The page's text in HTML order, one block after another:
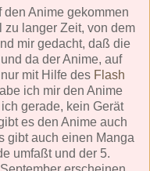
den Anime gekommen
zu langer Zeit, von dem
mir gedacht, daß die
da der Anime, auf
mit Hilfe des Flash
ich mir den Anime
gerade, kein Gerät
es den Anime auch
gibt auch einen Manga
umfaßt und der 5.